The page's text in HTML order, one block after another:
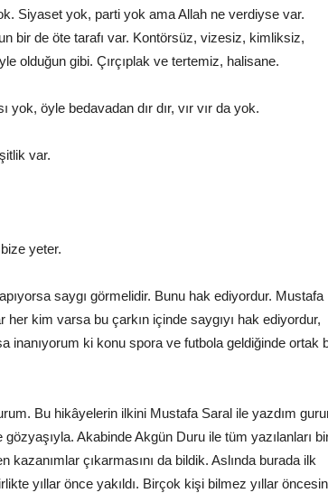
Siyaset yok, parti yok ama Allah ne verdiyse var.
bir de öte tarafı var. Kontörsüz, vizesiz, kimliksiz,
olduğun gibi. Çırçıplak ve tertemiz, halisane.
öyle bedavadan dır dır, vır vır da yok.
var.
yeter.
saygı görmelidir. Bunu hak ediyordur. Mustafa
kim varsa bu çarkın içinde saygıyı hak ediyordur,
inanıyorum ki konu spora ve futbola geldiğinde ortak
Bu hikâyelerin ilkini Mustafa Saral ile yazdım
Akabinde Akgün Duru ile tüm yazılanları
çıkarmasını da bildik. Aslında burada ilk
yıllar önce yakıldı. Birçok kişi bilmez yıllar